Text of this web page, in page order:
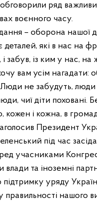
обговорили ряд
воєнного часу.
– оборона нашої
деталей, які в нас на
і забув, із ким у нас, на
вам усім нагадати:
не забудуть, люди
чиї діти поховані.
кожен і кожна, в
Президент
під час
учасниками
влади та іноземні
підтримку уряду
правильності нашого